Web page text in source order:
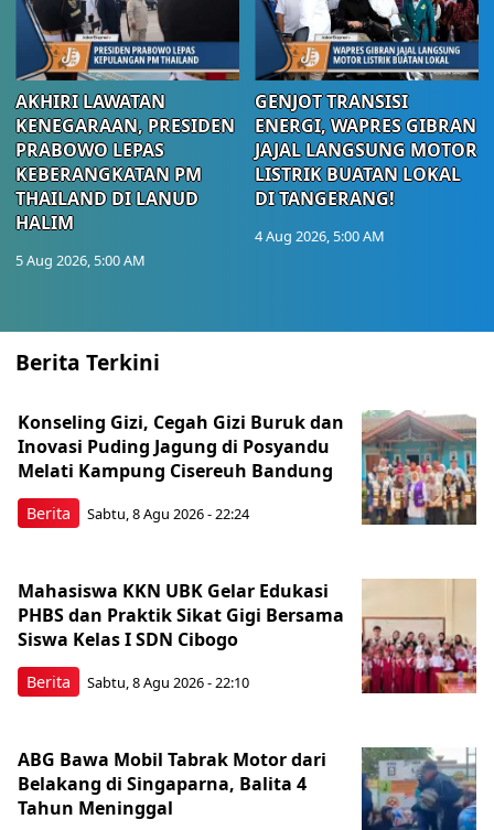
AKHIRI LAWATAN
KENEGARAAN, PRESIDEN
PRABOWO LEPAS
KEBERANGKATAN PM
THAILAND DI LANUD
HALIM
5 Aug 2026, 5:00 AM
GENJOT TRANSISI
ENERGI, WAPRES GIBRAN
JAJAL LANGSUNG MOTOR
LISTRIK BUATAN LOKAL
DI TANGERANG!
4 Aug 2026, 5:00 AM
Berita Terkini
Berita
Konseling Gizi, Cegah Gizi Buruk dan
Inovasi Puding Jagung di Posyandu
Melati Kampung Cisereuh Bandung
Sabtu, 8 Agu 2026 - 22:24
Berita
Mahasiswa KKN UBK Gelar Edukasi
PHBS dan Praktik Sikat Gigi Bersama
Siswa Kelas I SDN Cibogo
Sabtu, 8 Agu 2026 - 22:10
ABG Bawa Mobil Tabrak Motor dari
Belakang di Singaparna, Balita 4
Tahun Meninggal